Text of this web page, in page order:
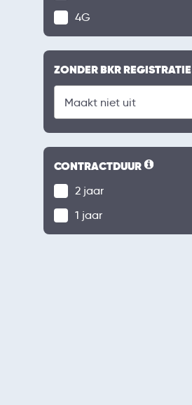
4G
ZONDER BKR REGISTRATIE
CONTRACTDUUR
2 jaar
1 jaar